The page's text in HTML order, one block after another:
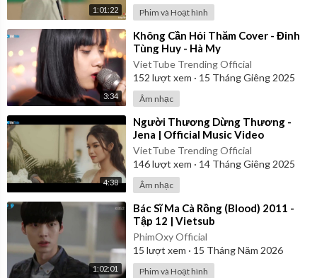
1:01:22 Phim và Hoạt hình
3:34
⁣Không Cần Hỏi Thăm Cover - Đinh
Tùng Huy - Hà My
VietTube Trending Official
152 lượt xem · 15 Tháng Giêng 2025
Âm nhạc
4:38
⁣Người Thương Dừng Thương -
Jena | Official Music Video
VietTube Trending Official
146lượt xem · 14 Tháng Giêng 2025
Âm nhạc
1:02:01
⁣Bác Sĩ Ma Cà Rồng (Blood) 2011 -
Tập 12 | Vietsub
PhimOxy Official
15 lượt xem · 15 Tháng Năm 2026
Phim và Hoạt hình